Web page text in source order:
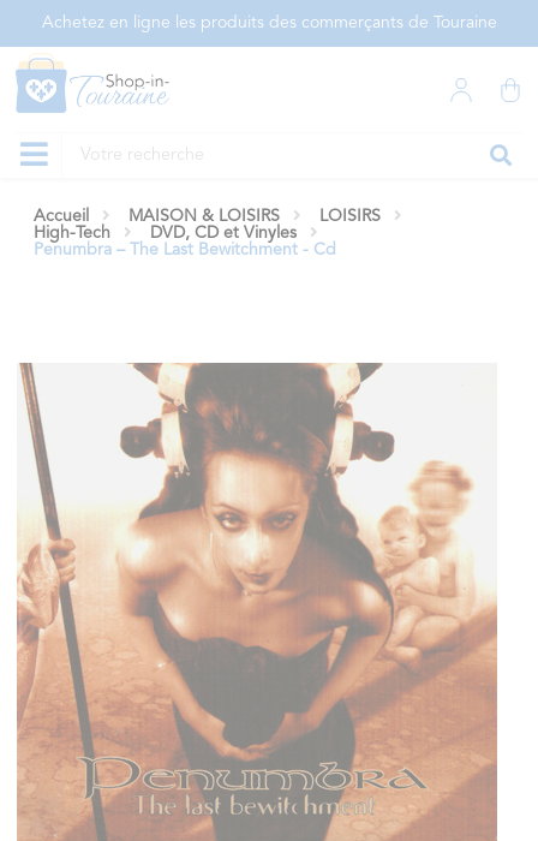
Achetez en ligne les produits des commerçants de Touraine
Accueil MAISON & LOISIRS
LOISIRS
High-Tech
DVD, CD et Vinyles
Penumbra – The Last Bewitchment - Cd
Panneau de gestion des cookies